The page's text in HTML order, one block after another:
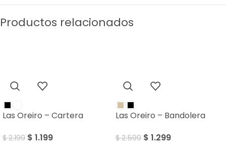
Productos relacionados
Las Oreiro – Cartera
$2.199 $ 1.199
Las Oreiro – Bandolera
$2.599 $ 1.299